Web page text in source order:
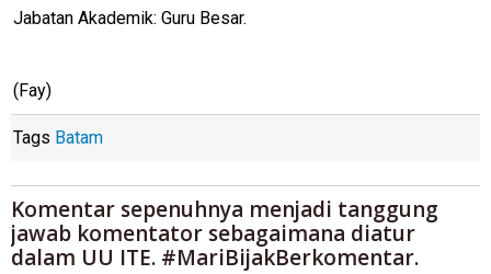
Jabatan Akademik: Guru Besar.
(Fay)
Tags Batam
Komentar sepenuhnya menjadi tanggung
jawab komentator sebagaimana diatur
dalam UU ITE. #MariBijakBerkomentar.